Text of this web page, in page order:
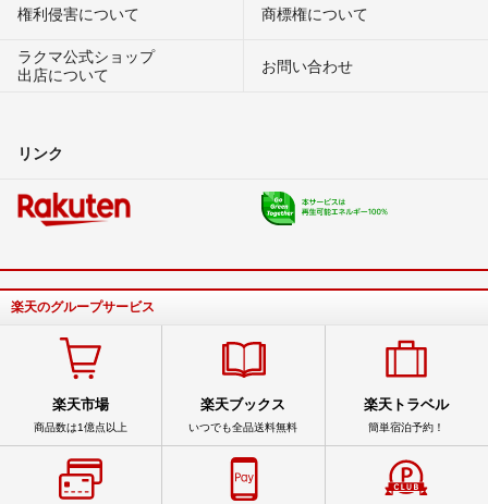
権利侵害について
商標権について
ラクマ公式ショップ
出店について
お問い合わせ
リンク
楽天のグループサービス
楽天市場
商品数は1億点以上
楽天ブックス
いつでも全品送料無料
楽天トラベル
簡単宿泊予約！